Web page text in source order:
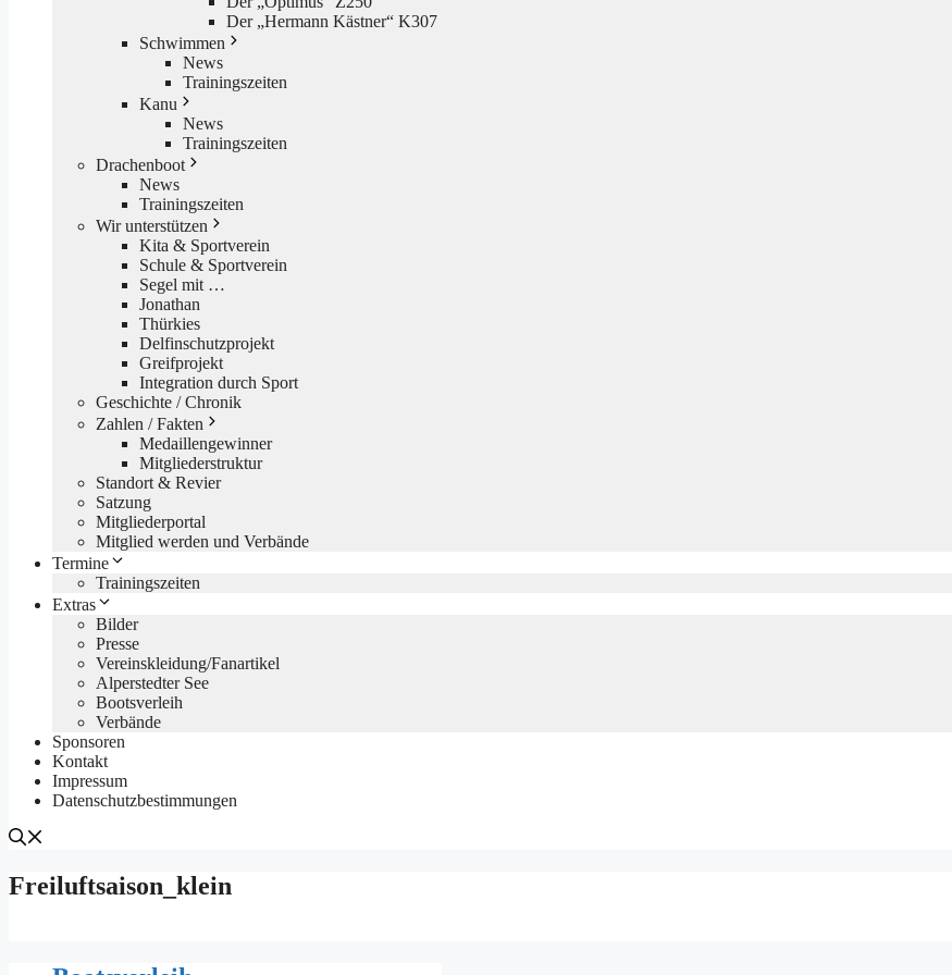
Der „Hermann Kästner“ K307
Schwimmen
News
Trainingszeiten
Kanu
News
Trainingszeiten
Drachenboot
News
Trainingszeiten
Wir unterstützen
Kita & Sportverein
Schule & Sportverein
Segel mit …
Jonathan
Thürkies
Delfinschutzprojekt
Greifprojekt
Integration durch Sport
Geschichte / Chronik
Zahlen / Fakten
Medaillengewinner
Mitgliederstruktur
Standort & Revier
Satzung
Mitgliederportal
Mitglied werden und Verbände
Termine
Trainingszeiten
Extras
Bilder
Presse
Vereinskleidung/Fanartikel
Alperstedter See
Bootsverleih
Verbände
Sponsoren
Kontakt
Impressum
Datenschutzbestimmungen
Freiluftsaison_klein